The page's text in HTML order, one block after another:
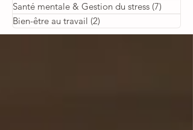
Santé mentale & Gestion du stress (7)
Bien-être au travail (2)